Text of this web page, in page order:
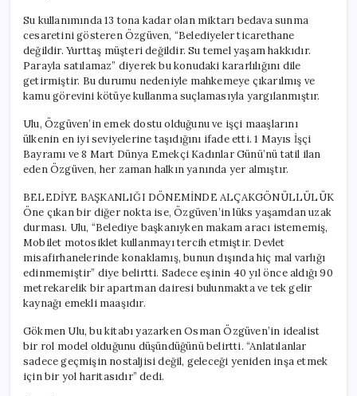
Su kullanımında 13 tona kadar olan miktarı bedava sunma
cesaretini gösteren Özgüven, “Belediyeler ticarethane
değildir. Yurttaş müşteri değildir. Su temel yaşam hakkıdır.
Parayla satılamaz” diyerek bu konudaki kararlılığını dile
getirmiştir. Bu durumu nedeniyle mahkemeye çıkarılmış ve
kamu görevini kötüye kullanma suçlamasıyla yargılanmıştır.
Ulu, Özgüven’in emek dostu olduğunu ve işçi maaşlarını
ülkenin en iyi seviyelerine taşıdığını ifade etti. 1 Mayıs İşçi
Bayramı ve 8 Mart Dünya Emekçi Kadınlar Günü’nü tatil ilan
eden Özgüven, her zaman halkın yanında yer almıştır.
BELEDİYE BAŞKANLIĞI DÖNEMİNDE ALÇAKGÖNÜLLÜLÜK
Öne çıkan bir diğer nokta ise, Özgüven’in lüks yaşamdan uzak
durması. Ulu, “Belediye başkanıyken makam aracı istememiş,
Mobilet motosiklet kullanmayı tercih etmiştir. Devlet
misafirhanelerinde konaklamış, bunun dışında hiç mal varlığı
edinmemiştir” diye belirtti. Sadece eşinin 40 yıl önce aldığı 90
metrekarelik bir apartman dairesi bulunmakta ve tek gelir
kaynağı emekli maaşıdır.
Gökmen Ulu, bu kitabı yazarken Osman Özgüven’in idealist
bir rol model olduğunu düşündüğünü belirtti. “Anlatılanlar
sadece geçmişin nostaljisi değil, geleceği yeniden inşa etmek
için bir yol haritasıdır” dedi.